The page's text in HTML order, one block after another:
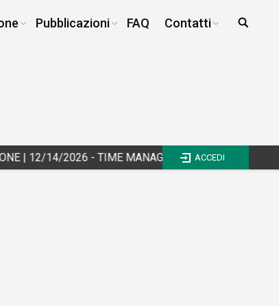
Pubblicazioni FAQ Contatti
|12/14/2026 - TIME MANAGEMENT E WORK LIFE
ACCEDI